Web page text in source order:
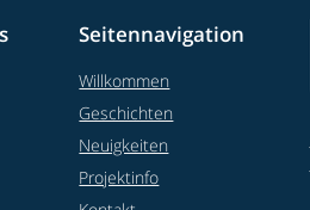
Seitennavigation
Willkommen
Geschichten
Neuigkeiten
Projektinfo